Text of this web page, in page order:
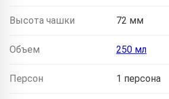
Высота чашки 72 мм
Объем 250 мл
Персон 1 персона